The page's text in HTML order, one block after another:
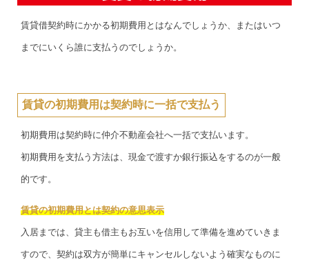
賃貸借契約時にかかる初期費用とはなんでしょうか、またはいつ
までにいくら誰に支払うのでしょうか。
賃貸の初期費用は契約時に一括で支払う
初期費用は契約時に仲介不動産会社へ一括で支払います。
初期費用を支払う方法は、現金で渡すか銀行振込をするのが一般
的です。
賃貸の初期費用とは契約の意思表示
入居までは、貸主も借主もお互いを信用して準備を進めていきま
すので、契約は双方が簡単にキャンセルしないよう確実なものに